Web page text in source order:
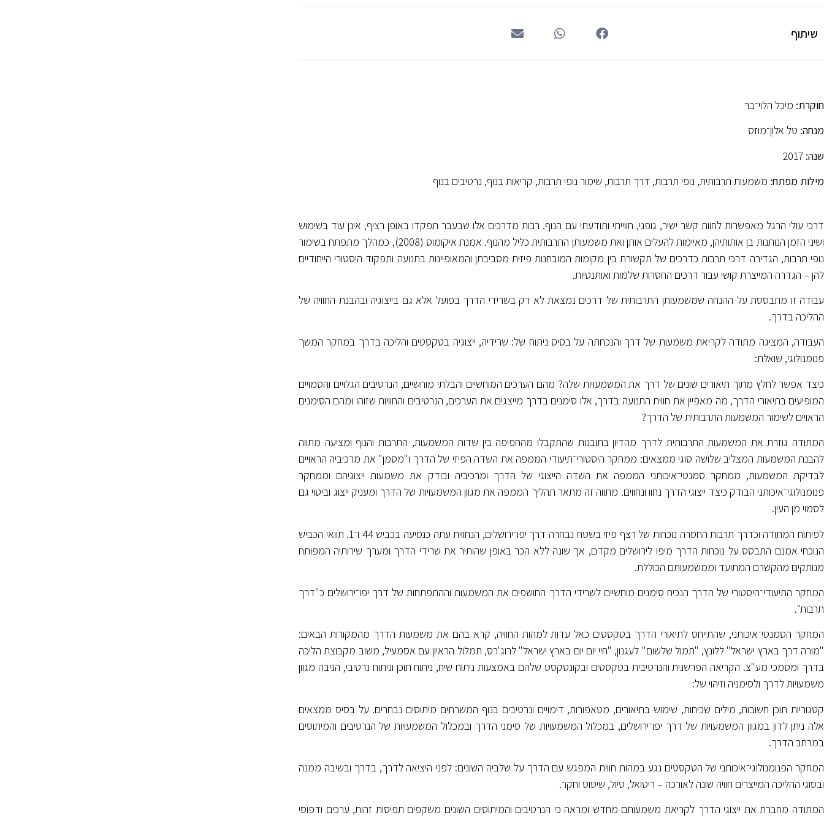
שיתוף
חוקרת: מיכל הלוי־בר
מנחה: טל אלון־מוזס
שנה:
מילות מפתח: משמעות תרבותית, נופי תרבות, דרך תרבות, שימור נופי תרבות, קריאות בנוף, נרטיבים בנוף
דרכי עולי הרגל מאפשרות לחוות קשר ישיר, גופני, חווייתי ותודעתי עם הנוף. רבות מדרכים אלו שבעבר תפקדו באופן רציף, אינן עוד בשימוש
ושיני הזמן הנותנות בן אותותיהן, מאיימות להעלים אותן ואת משמעותן התרבותית כליל מהנוף. אמנת איקומוס (2008), כמהלך מתפתח בשימור
נופי תרבות, הגדירה דרכי תרבות כדרכים של תקשורת בין מקומות המובחנות פיזית מסביבתן והמאופיינות בתנועה ותפקוד היסטורי הייחודיים
להן – הגדרה המייצרת קושי עבור דרכים החסרות שלמות ואותנטיות.
עבודה זו מתבססת על ההנחה שמשמעותן התרבותית של דרכים נמצאת לא רק בשרידי הדרך בפועל אלא גם בייצוגיה ובהבנת החוויה של
ההליכה בדרך.
העבודה, המציגה מתודה לקריאת משמעות של דרך והנכחתה על בסיס ניתוח של: שרידיה, ייצוגיה בטקסטים והליכה בדרך במחקר המשך
פנומנולוגי, שואלת:
כיצד אפשר לחלץ מתוך תיאורים שונים של דרך את המשמעויות שלה? מהם הערכים המוחשיים והבלתי מוחשיים, הנרטיבים הגלויים והסמויים
המופיעים בתיאורי הדרך, מה מאפיין את חווית התנועה בדרך, אלו סימנים בדרך מייצגים את הערכים, הנרטיבים והחוויות שזוהו ומהם הסימנים
הראויים לשימור המשמעות התרבותית של הדרך?
המתודה גוזרת את המשמעות התרבותית לדרך מהדיון בתובנות שהתקבלו מהחפיפה בין שדות המשמעות, התרבות והנוף ומציעה מתווה
להבנת המשמעות המצליב שלושה סוגי ממצאים: ממחקר היסטורי־תיעודי הממפה את השדה הפיזי של הדרך ו"מסמן" את מרכיביה הראויים
לבדיקת המשמעות, ממחקר סמנטי־איכותני הממפה את השדה הייצוגי של הדרך ומרכיביה ובודק את משמעות ייצוגיהם וממחקר
פנומנולוגי־איכותני הבודק כיצד ייצוגי הדרך נחוו ונחווים. מתווה זה מתאר תהליך הממפה את מגוון המשמעויות של הדרך ומעניק ייצוג וביטוי גם
לסמוי מן העין.
לפיתוח המתודה וכדרך תרבות החסרה נוכחות של רצף פיזי בשטח נבחרה דרך יפו־ירושלים, הנחווית עתה כנסיעה בכביש 44 ו־1. תוואי הכביש
הנוכחי אמנם התבסס על נוכחות הדרך מיפו לירושלים מקדם, אך שונה ללא הכר באופן שהותיר את שרידי הדרך ומערך שירותיה המפותח
מנותקים מהקשרם המתועד וממשמעותם הכוללת.
המחקר התיעודי־היסטורי של הדרך הנכיח סימנים מוחשיים לשרידי הדרך החושפים את המשמעות וההתפתחות של דרך יפו־ירושלים כ"דרך
תרבות".
המחקר הסמנטי־איכותני, שהתייחס לתיאורי הדרך בטקסטים כאל עדות למהות החוויה, קרא בהם את משמעות הדרך מהמקורות הבאים:
"מורה דרך בארץ ישראל" ללונץ, "תמול שלשום" לעגנון, "חיי יום יום בארץ ישראל" לרוג'רס, תמלול הראיון עם אסמעיל, משוב מקבוצת הליכה
בדרך ומסמכי מע"צ. הקריאה הפרשנית והנרטיבית בטקסטים ובקונטקסט שלהם באמצעות ניתוח שיח, ניתוח תוכן וניתוח נרטיבי, הניבה מגוון
משמעויות לדרך ולסימניה וזיהוי של:
קטגוריות תוכן חשובות, מילים שכיחות, שימוש בתיאורים, מטאפורות, דימויים ונרטיבים בנוף המשרתים מיתוסים נבחרים. על בסיס ממצאים
אלה ניתן לדון במגוון המשמעויות של דרך יפו־ירושלים, במכלול המשמעויות של סימני הדרך ובמכלול המשמעויות של הנרטיבים והמיתוסים
במרחב הדרך.
המחקר הפנומנולוגי־איכותני של הטקסטים נגע במהות חווית המפגש עם הדרך על שלביה השונים: לפני היציאה לדרך, בדרך ובשיבה ממנה
ובסוגי ההליכה המייצרים חוויה שונה לאורכה – ריטואל, טיול, שיטוט וחקר.
המתודה מחברת את ייצוגי הדרך לקריאת משמעותם מחדש ומראה כי הנרטיבים והמיתוסים השונים משקפים תפיסות זהות, ערכים ודפוסי